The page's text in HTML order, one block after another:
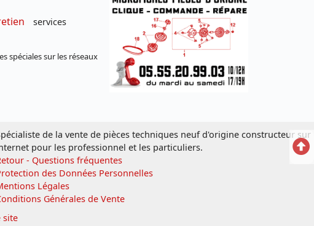
services
spéciales sur les réseaux
de la vente de pièces techniques neuf d'origine constructeur sur
pour les professionnel et les particuliers.
- Questions fréquentes
des Données Personnelles
Légales
Générales de Vente
site